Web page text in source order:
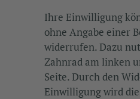
Ihre Einwilligung
ohne Angabe einer
widerrufen. Dazu
Zahnrad am linken
Seite. Durch den
Einwilligung wird